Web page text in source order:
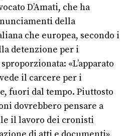
D’Amati, che ha
della
che europea, secondo i
detenzione per i
«L’apparato
il carcere per i
fuori dal tempo. Piuttosto
dovrebbero pensare a
il lavoro dei cronisti